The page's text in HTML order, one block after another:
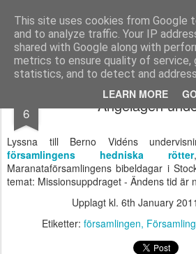
This site uses cookies from Google
and to analyze traffic. Your IP
shared with Google along with
metrics to ensure quality of service,
statistics, and to detect and
LEARN MORE
berno.se
Startsida
6 Angelägen
Lyssna till Berno Vidéns
församlingens hedniska rötter
Maranataförsamlingens bibeldagar i
temat: Missionsuppdraget - Ändens tid är
Upplagt kl. 6th January 2011
Etiketter: församlingen